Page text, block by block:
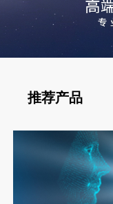
推荐产品